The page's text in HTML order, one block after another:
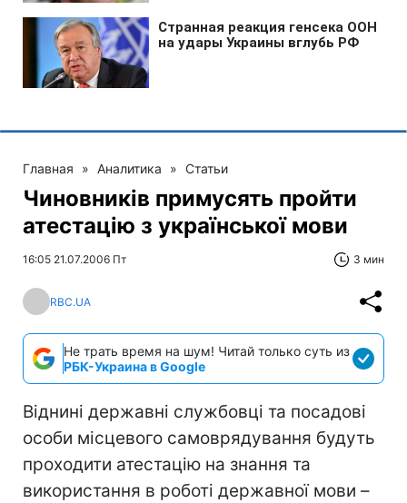
Главная » Аналитика » Статьи
Чиновників примусять пройти
атестацію з української мови
16:05 21.07.2006 Пт 3 мин
RBC.UA
Не трать время на шум! Читай только суть из
РБК-Украина в Google
Віднині державні службовці та посадові
особи місцевого самоврядування будуть
проходити атестацію на знання та
використання в роботі державної мови –